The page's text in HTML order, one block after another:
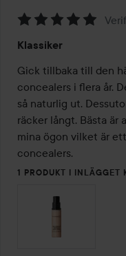
5
av
5
Klassiker
Gick tillbaka till den
concealers i flera år.
så naturlig ut.
räcker långt. Bästa
mina ögon vilket är
concealers.
1 PRODUKT I INLÄGGET